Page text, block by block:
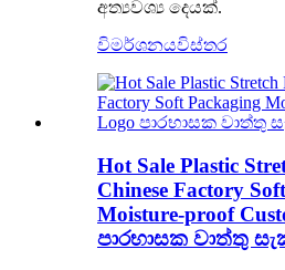
අත්‍යවශ්‍ය දෙයක්.
විමර්ශනයවිස්තර
Hot Sale Plastic
Chinese Factory
Moisture-proof
පාරභාසක වාත්තු